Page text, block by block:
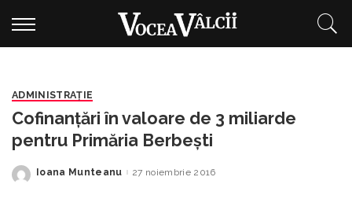
ADMINISTRAŢIE
Cofinanţări în valoare de 3 miliarde
pentru Primăria Berbeşti
Posted
Ioana Munteanu 27 noiembrie 2016